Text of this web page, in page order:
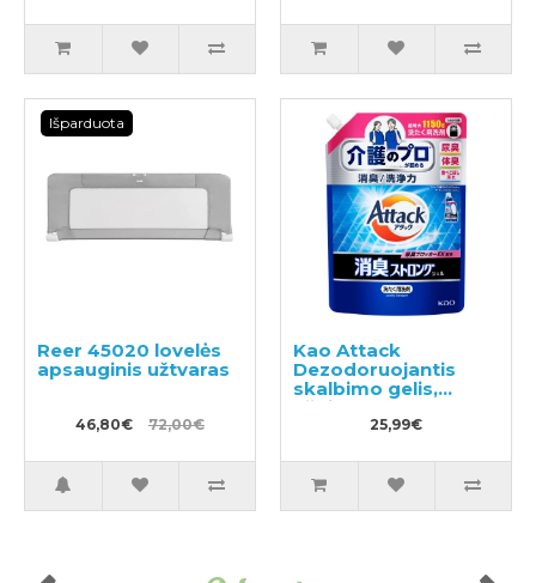
Išparduota
Reer 45020 lovelės
apsauginis užtvaras
46,80€ 72,00€
Kao Attack
Dezodoruojantis
skalbimo gelis,
užpildas 1150g
25,99€